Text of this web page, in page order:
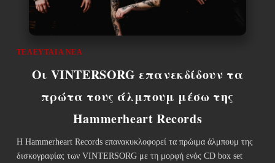
ΤΕΛΕΥΤΑΊΑ ΝΈΑ
Οι VINTERSORG επανεκδίδουν τα
πρώτα τους άλμπουμ μέσω της
Hammerheart Records
Η Hammerheart Records επανακυκλοφορεί τα πρώιμα άλμπουμ της
δισκογραφίας των VINTERSORG με τη μορφή ενός CD box set